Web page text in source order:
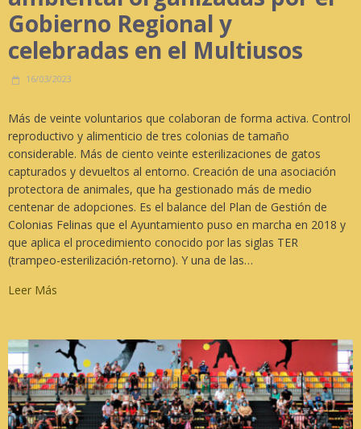
Gobierno Regional y
celebradas en el Multiusos
16/03/2023
Más de veinte voluntarios que colaboran de forma activa. Control
reproductivo y alimenticio de tres colonias de tamaño
considerable. Más de ciento veinte esterilizaciones de gatos
capturados y devueltos al entorno. Creación de una asociación
protectora de animales, que ha gestionado más de medio
centenar de adopciones. Es el balance del Plan de Gestión de
Colonias Felinas que el Ayuntamiento puso en marcha en 2018 y
que aplica el procedimiento conocido por las siglas TER
(trampeo-esterilización-retorno). Y una de las…
Leer Más